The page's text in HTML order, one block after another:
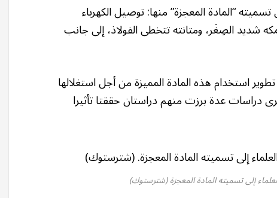
“المادة المعجزة” منها: توصيل الكهرباء
شديد الصِغَر، ومتانته تتخطى الفولاذ، إلى جانب
استخدام هذه المادة المميزة من أجل استغلالها
دراسات عدة برزت منهم دراستان حققتا تأثيرا
إلى تسميته المادة المعجزة (شترستوك)